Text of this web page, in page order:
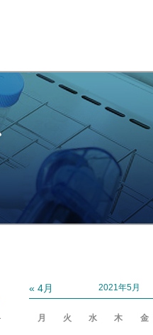
2021年5月
月 火 水 木 金
« 4月